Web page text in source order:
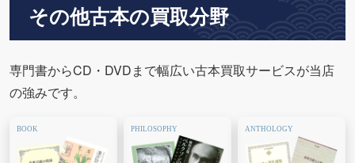
その他古本の買取分野
専門書からCD・DVDまで幅広い古本買取サービスが当店
の強みです。